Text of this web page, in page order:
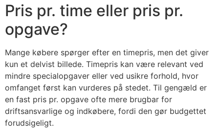
Pris pr. time eller pris pr.
opgave?
Mange købere spørger efter en timepris, men det giver
kun et delvist billede. Timepris kan være relevant ved
mindre specialopgaver eller ved usikre forhold, hvor
omfanget først kan vurderes på stedet. Til gengæld er
en fast pris pr. opgave ofte mere brugbar for
driftsansvarlige og indkøbere, fordi den gør budgettet
forudsigeligt.